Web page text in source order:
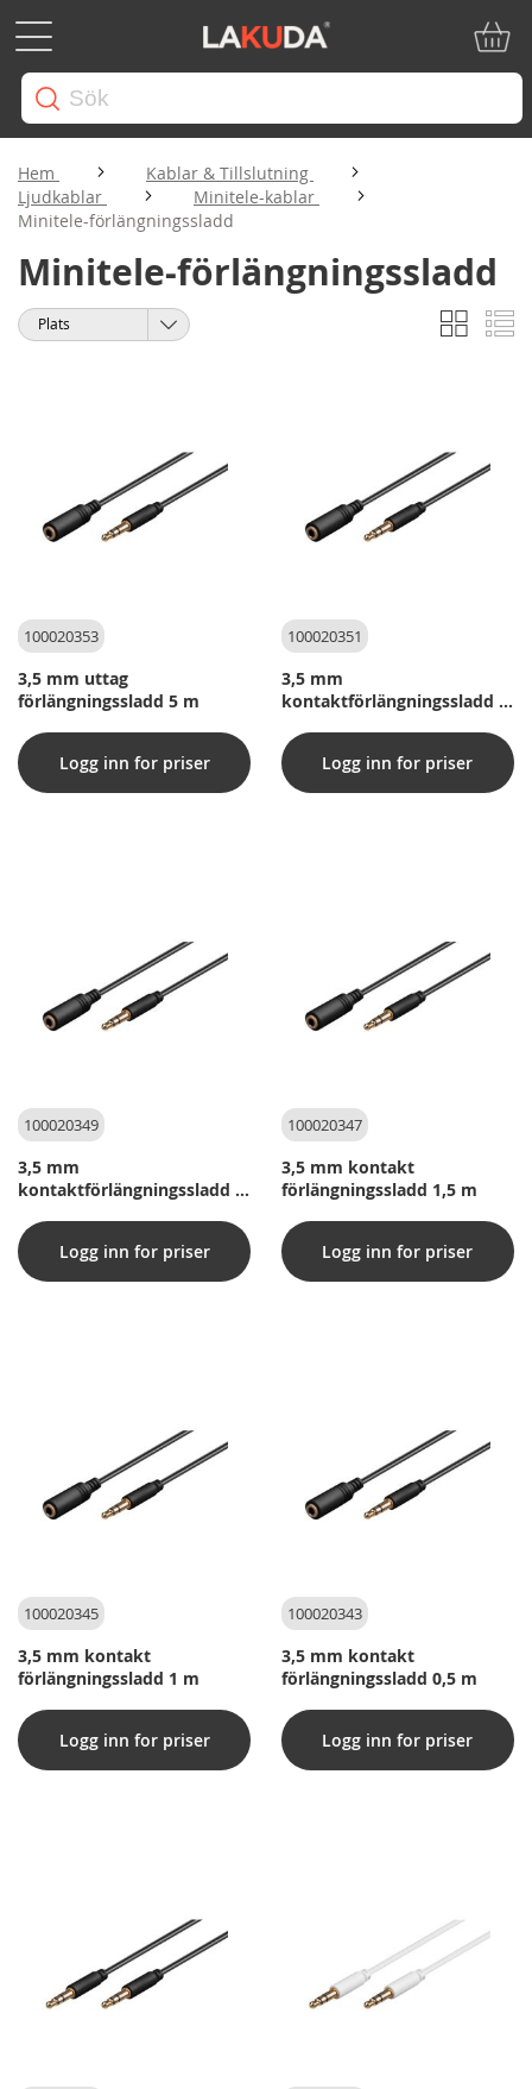
Hem
Kablar & Tillslutning
Ljudkablar
Minitele-kablar
Minitele-förlängningssladd
Minitele-förlängningssladd
Visa
som
Rutnät
Sortera
100020353
3,5 mm uttag
förlängningssladd 5 m
Logg inn for priser
100020351
3,5 mm
kontaktförlängningssladd 3
Logg inn for priser
100020349
3,5 mm
kontaktförlängningssladd 2
Logg inn for priser
100020347
3,5 mm kontakt
förlängningssladd 1,5 m
Logg inn for priser
100020345
3,5 mm kontakt
förlängningssladd 1 m
Logg inn for priser
100020343
3,5 mm kontakt
förlängningssladd 0,5 m
Logg inn for priser